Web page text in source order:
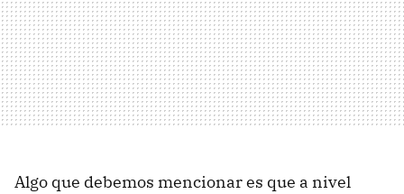
Algo que debemos mencionar es que a nivel